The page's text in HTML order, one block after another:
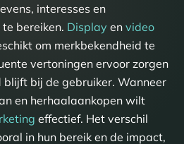
interesses en
te bereiken. Display envideo
om merkbekendheid te
vertoningen ervoor zorgen
bij de gebruiker. Wanneer
en herhaalaankopen wilt
effectief. Het verschil
in hun bereik en de impact,